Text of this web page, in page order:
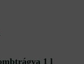
1 l